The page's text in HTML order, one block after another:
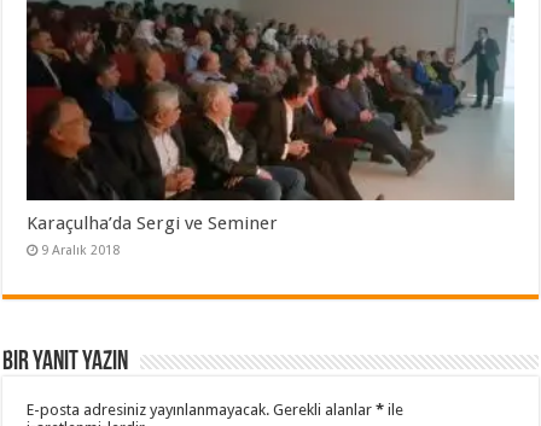
Karaçulha’da Sergi ve Seminer
9 Aralık 2018
Bir yanıt yazın
E-posta adresiniz yayınlanmayacak. Gerekli alanlar* ile